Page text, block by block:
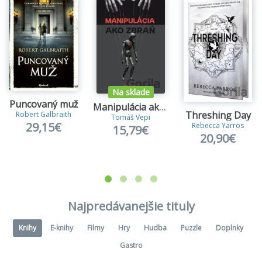
Puncovaný muž
Robert Galbraith
29,15€
Na sklade
Manipulácia ako zbraň
Tomáš Vepi
15,79€
Threshing Day
Rebecca Yarros
20,90€
Najpredávanejšie tituly
Knihy E-knihy Filmy Hry Hudba Puzzle
Doplnky
Gastro